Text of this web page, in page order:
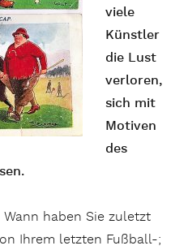
viele
Künstler
die Lust
verloren,
sich mit
Motiven
des
haben Sie zuletzt
Ihrem letzten Fußball-;